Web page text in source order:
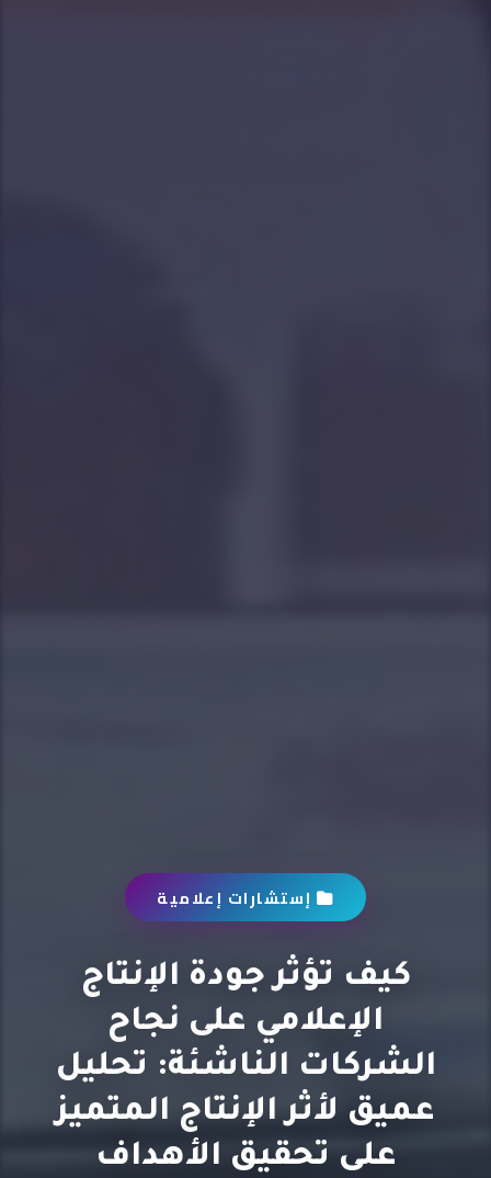
إستشارات إعلامية
كيف تؤثر جودة الإنتاج
الإعلامي على نجاح
الشركات الناشئة: تحليل
عميق لأثر الإنتاج المتميز
على تحقيق الأهداف